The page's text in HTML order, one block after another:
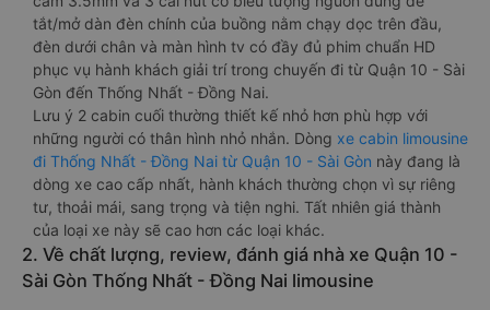
tắt/mở dàn đèn chính của buồng nằm chạy dọc trên đầu,
đèn dưới chân và màn hình tv có đầy đủ phim chuẩn HD
phục vụ hành khách giải trí trong chuyến đi từ Quận 10 - Sài
Gòn đến Thống Nhất - Đồng Nai.
Lưu ý 2 cabin cuối thường thiết kế nhỏ hơn phù hợp với
những người có thân hình nhỏ nhắn. Dòng xe cabin limousine
đi Thống Nhất - Đồng Nai từ Quận 10 - Sài Gòn này đang là
dòng xe cao cấp nhất, hành khách thường chọn vì sự riêng
tư, thoải mái, sang trọng và tiện nghi. Tất nhiên giá thành
của loại xe này sẽ cao hơn các loại khác.
2. Về chất lượng, review, đánh giá nhà xe Quận 10 -
Sài Gòn Thống Nhất - Đồng Nai limousine